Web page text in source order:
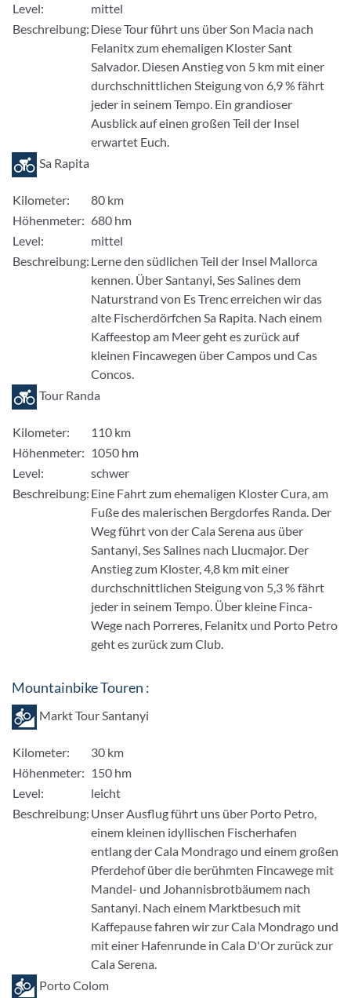
Level:
mittel
Beschreibung: Diese Tour führt uns über Son Macia nach
Felanitx zum ehemaligen Kloster Sant
Salvador. Diesen Anstieg von 5 km mit einer
durchschnittlichen Steigung von 6,9 % fährt
jeder in seinem Tempo. Ein grandioser
Ausblick auf einen großen Teil der Insel
erwartet Euch.
Sa Rapita
Kilometer:
80 km
Höhenmeter: 680 hm
Level:
mittel
Beschreibung: Lerne den südlichen Teil der Insel Mallorca
kennen. Über Santanyi, Ses Salines dem
Naturstrand von Es Trenc erreichen wir das
alte Fischerdörfchen Sa Rapita. Nach einem
Kaffeestop am Meer geht es zurück auf
kleinen Fincawegen über Campos und Cas
Concos.
Tour Randa
Kilometer:
110 km
Höhenmeter: 1050 hm
Level:
schwer
Beschreibung: Eine Fahrt zum ehemaligen Kloster Cura, am
Fuße des malerischen Bergdorfes Randa. Der
Weg führt von der Cala Serena aus über
Santanyi, Ses Salines nach Llucmajor. Der
Anstieg zum Kloster, 4,8 km mit einer
durchschnittlichen Steigung von 5,3 % fährt
jeder in seinem Tempo. Über kleine Finca-
Wege nach Porreres, Felanitx und Porto Petro
geht es zurück zum Club.
Mountainbike Touren :
Markt Tour Santanyi
Kilometer:
30 km
Höhenmeter: 150 hm
Level:
leicht
Beschreibung: Unser Ausflug führt uns über Porto Petro,
einem kleinen idyllischen Fischerhafen
entlang der Cala Mondrago und einem großen
Pferdehof über die berühmten Fincawege mit
Mandel- und Johannisbrotbäumem nach
Santanyi. Nach einem Marktbesuch mit
Kaffepause fahren wir zur Cala Mondrago und
mit einer Hafenrunde in Cala D'Or zurück zur
Cala Serena.
Porto Colom